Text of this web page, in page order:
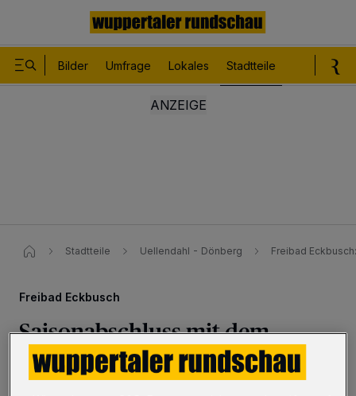
Bilder Umfrage Lokales Stadtteile
Stadtteile Uellendahl - Dönberg Freibad
Freibad Eckbusch
Saisonabschluss mit dem
Hundeschwimmen